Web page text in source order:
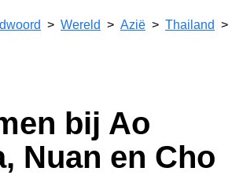
Wereld Azië
Thailand
bij Ao
Nuan en Cho